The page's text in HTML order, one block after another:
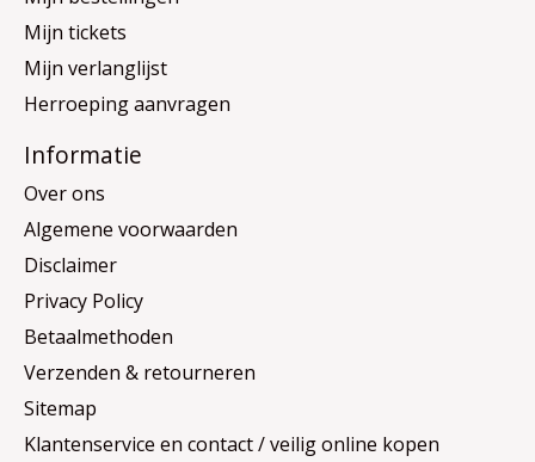
Mijn tickets
Mijn verlanglijst
Herroeping aanvragen
Informatie
Over ons
Algemene voorwaarden
Disclaimer
Privacy Policy
Betaalmethoden
Verzenden & retourneren
Sitemap
Klantenservice en contact / veilig online kopen